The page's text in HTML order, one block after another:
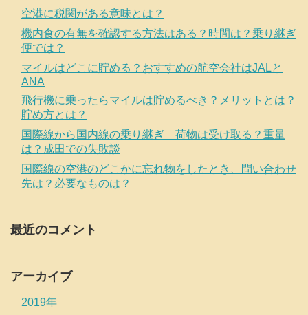
空港に税関がある意味とは？
機内食の有無を確認する方法はある？時間は？乗り継ぎ
便では？
マイルはどこに貯める？おすすめの航空会社はJALと
ANA
飛行機に乗ったらマイルは貯めるべき？メリットとは？
貯め方とは？
国際線から国内線の乗り継ぎ 荷物は受け取る？重量
は？成田での失敗談
国際線の空港のどこかに忘れ物をしたとき、問い合わせ
先は？必要なものは？
最近のコメント
アーカイブ
2019年